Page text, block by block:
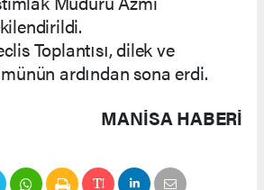
Toplantısı, dilek ve
ardından sona erdi.
MANISA HABERİ